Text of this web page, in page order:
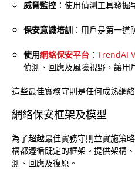
威脅監控 ：使用偵測工具發掘
保安意識培訓 ：用戶是第一
使用網絡保安平台 ： TrendAI
偵測、回應及風險視野，讓用
這些最佳實務守則是任何成熟網
網絡保安框架及模型
為了超越最佳實務守則並實施策
構都遵循既定的框架。提供架構
測、回應及復原。